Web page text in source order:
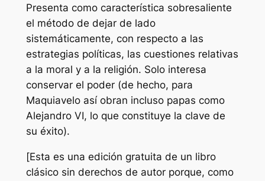
Presenta como característica sobresaliente
el método de dejar de lado
sistemáticamente, con respecto a las
estrategias políticas, las cuestiones relativas
a la moral y a la religión. Solo interesa
conservar el poder (de hecho, para
Maquiavelo así obran incluso papas como
Alejandro VI, lo que constituye la clave de
su éxito).​
[Esta es una edición gratuita de un libro
clásico sin derechos de autor porque, como